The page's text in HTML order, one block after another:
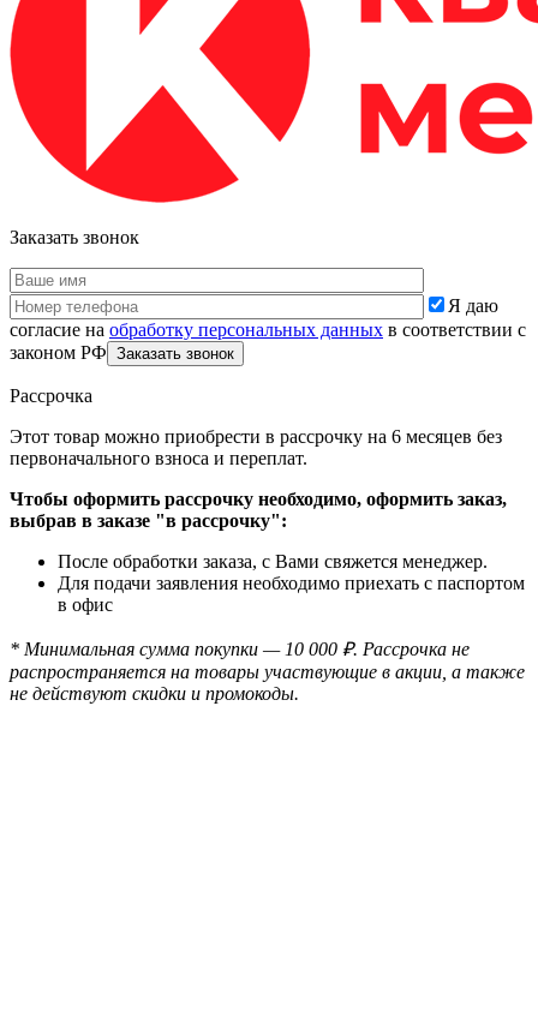
Заказать звонок
Я даю
согласие на обработку персональных данных в соответствии с
законом РФ
Рассрочка
Этот товар можно приобрести в рассрочку на 6 месяцев без
первоначального взноса и переплат.
Чтобы оформить рассрочку необходимо, оформить заказ,
выбрав в заказе "в рассрочку":
После обработки заказа, с Вами свяжется менеджер.
Для подачи заявления необходимо приехать с паспортом
в офис
* Минимальная сумма покупки — 10 000 ₽. Рассрочка не
распространяется на товары участвующие в акции, а также
не действуют скидки и промокоды.